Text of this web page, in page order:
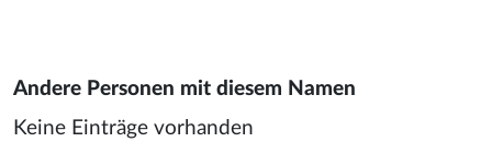
Andere Personen mit diesem Namen
Keine Einträge vorhanden